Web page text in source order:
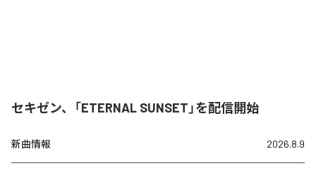
セキゼン、「ETERNAL SUNSET」を配信開始
新曲情報 2026.8.9